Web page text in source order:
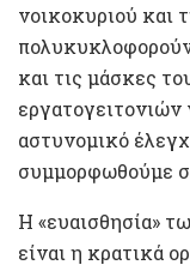
νοικοκυριού και
και τις µάσκες
εργατογειτονιών
αστυνοµικό
συµµορφωθούµε
Η «ευαισθησία»
είναι η κρατικά